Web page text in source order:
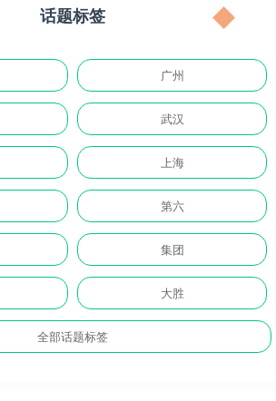
话题标签
广州
武汉
上海
第六
集团
大胜
全部话题标签